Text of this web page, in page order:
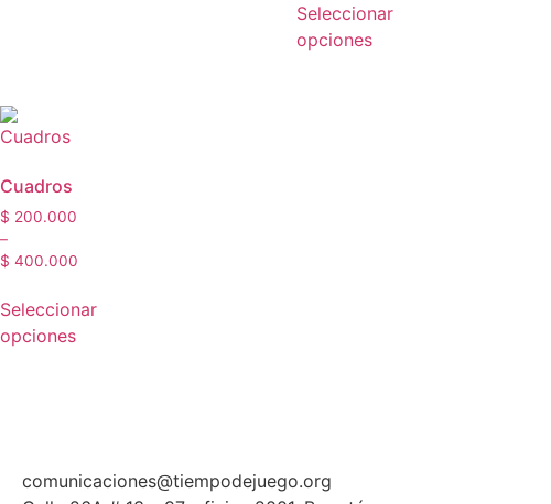
Seleccionar
opciones
Cuadros
$ 200.000
–
$ 400.000
Seleccionar
opciones
comunicaciones@tiempodejuego.org